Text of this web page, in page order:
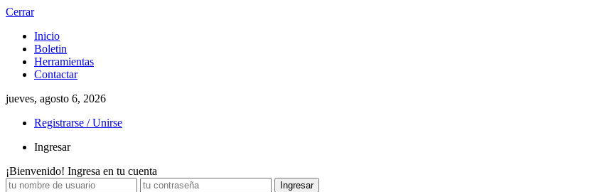
Cerrar
Inicio
Boletin
Herramientas
Contactar
jueves, agosto 6, 2026
Registrarse / Unirse
Ingresar
¡Bienvenido! Ingresa en tu cuenta